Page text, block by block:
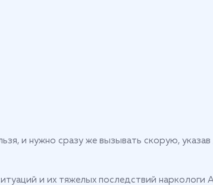
и нужно сразу же вызывать скорую,
и их тяжелых последствий